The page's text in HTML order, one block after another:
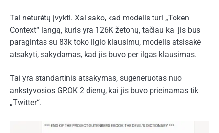
Tai neturėtų įvykti. Xai sako, kad modelis turi „Token
Context“ langą, kuris yra 126K žetonų, tačiau kai jis bus
paragintas su 83k toko ilgio klausimu, modelis atsisakė
atsakyti, sakydamas, kad jis buvo per ilgas klausimas.
Tai yra standartinis atsakymas, sugeneruotas nuo
ankstyvosios GROK 2 dienų, kai jis buvo prieinamas tik
„Twitter“.